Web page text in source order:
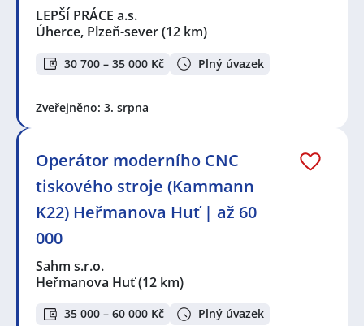
LEPŠÍ PRÁCE a.s.
Úherce, Plzeň-sever(12 km)
30 700 – 35 000 Kč Plný úvazek
Zveřejněno: 3. srpna
Operátor moderního CNC
tiskového stroje (Kammann
K22) Heřmanova Huť | až 60
000
Sahm s.r.o.
Heřmanova Huť(12 km)
35 000 – 60 000 Kč Plný úvazek